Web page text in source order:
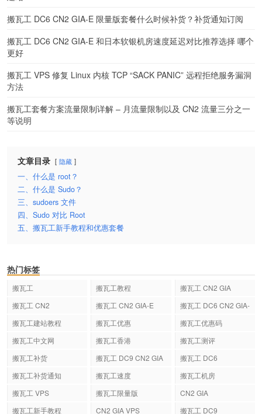
搬瓦工 DC6 CN2 GIA-E 限量版套餐什么时候补货？补货通知订阅
搬瓦工 DC6 CN2 GIA-E 和日本软银机房速度延迟对比推荐选择 哪个
更好
搬瓦工 VPS 修复 Linux 内核 TCP “SACK PANIC” 远程拒绝服务漏洞
方法
搬瓦工套餐方案流量限制详解 – 月流量限制以及 CN2 流量三分之一
等说明
文章目录 隐藏
一、什么是 root？
二、什么是 Sudo？
三、sudoers 文件
四、Sudo 对比 Root
五、搬瓦工新手教程和优惠套餐
热门标签
搬瓦工 搬瓦工教程
搬瓦工 CN2 GIA
搬瓦工 CN2
搬瓦工 CN2 GIA-E
搬瓦工 DC6 CN2 GIA-
搬瓦工建站教程 搬瓦工优惠
搬瓦工优惠码
搬瓦工中文网
搬瓦工香港
搬瓦工测评
搬瓦工补货
搬瓦工 DC9 CN2 GIA
搬瓦工 DC6
搬瓦工补货通知
搬瓦工速度
搬瓦工机房
搬瓦工 VPS
搬瓦工限量版
CN2 GIA
搬瓦工新手教程
CN2 GIA VPS 搬瓦工 DC9